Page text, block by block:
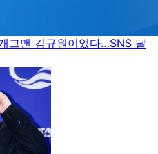
그맨 김규원이었다…SNS 달